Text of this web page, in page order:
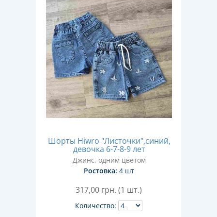
Шорты Hiwro "Листочки",синий,
девочка 6-7-8-9 лет
Джинс, одним цветом
Ростовка: 4 шт
317,00 грн. (1 шт.)
Количество: